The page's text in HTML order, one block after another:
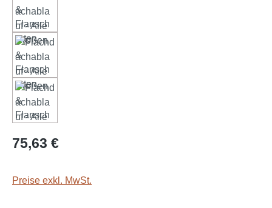
Regulärer Preis:
75,63 €
Preise exkl. MwSt.